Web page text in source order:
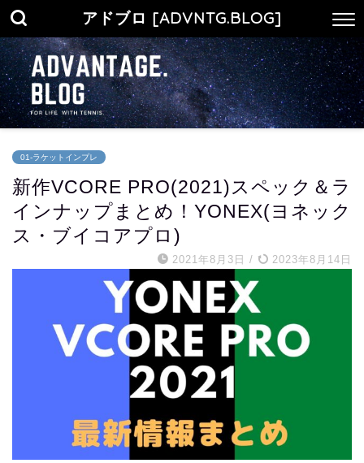
アドブロ [ADVNTG.BLOG]
01-ラケットインプレ
新作VCORE PRO(2021)スペック＆ラ
インナップまとめ！YONEX(ヨネック
ス・ブイコアプロ)
2021年8月3日 / 2023年8月14日